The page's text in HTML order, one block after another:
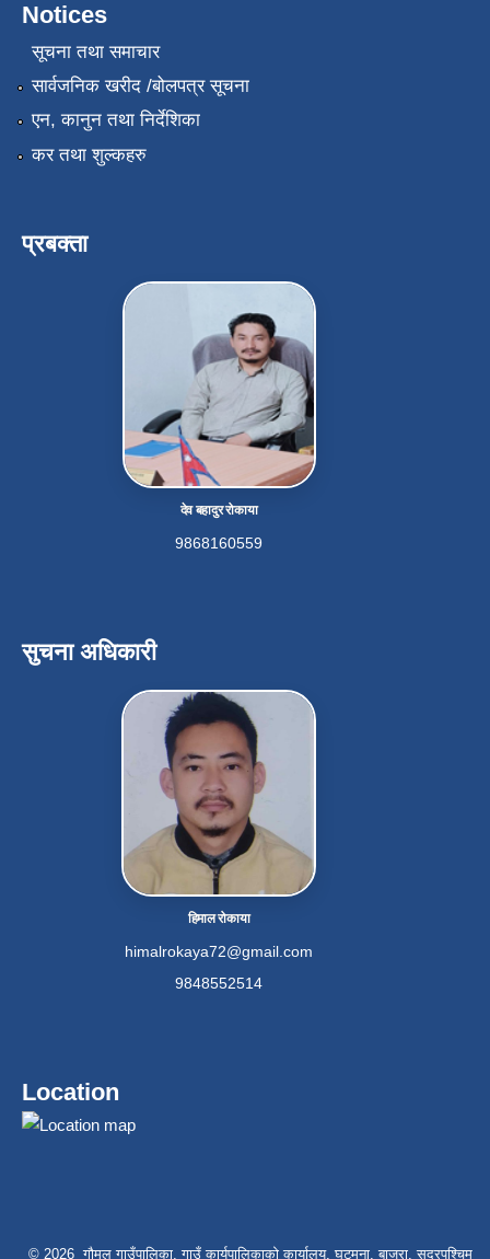
Notices
सूचना तथा समाचार
सार्वजनिक खरीद /बोलपत्र सूचना
एन, कानुन तथा निर्देशिका
कर तथा शुल्कहरु
प्रबक्ता
देव बहादुर रोकाया
9868160559
सुचना अधिकारी
हिमाल रोकाया
himalrokaya72@gmail.com
9848552514
Location
© 2026 गौमुल गाउँपालिका, गाउँ कार्यपालिकाको कार्यालय, घट्मुना, बाजुरा, सुदूरपश्चिम